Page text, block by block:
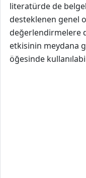
literatürde de
desteklenen genel
değerlendirmelere
etkisinin meydana
öğesinde